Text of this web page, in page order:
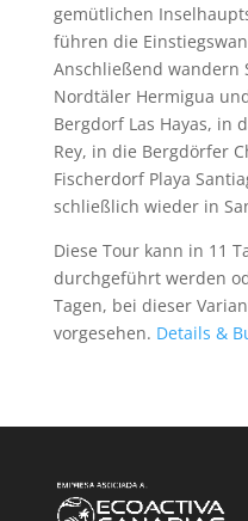
gemütlichen
führen die
Anschließend wandern
Nordtäler Hermigua
Bergdorf Las Hayas, in
Rey, in die Bergdörfer
Fischerdorf Playa
schließlich wieder in
Diese Tour kann in 11
durchgeführt werden
Tagen, bei dieser
vorgesehen. Details &